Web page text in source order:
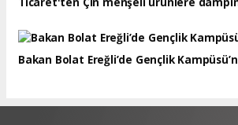
Bakan Bolat Ereğli’de Gençlik